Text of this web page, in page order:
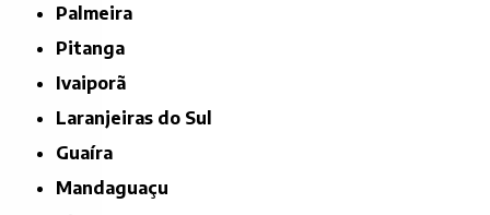
Palmeira
Pitanga
Ivaiporã
Laranjeiras do Sul
Guaíra
Mandaguaçu